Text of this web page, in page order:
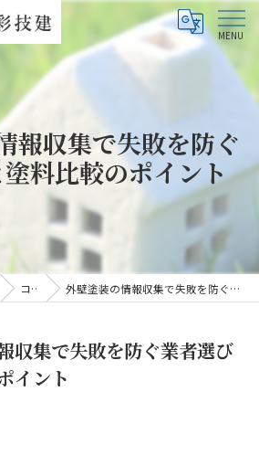
報収集で失敗を防ぐ
料比較のポイント
コラム 外壁塗装の情報収集で失敗を防ぐ業者選びと塗料比較のポイント
収集で失敗を防ぐ業者選び
イント